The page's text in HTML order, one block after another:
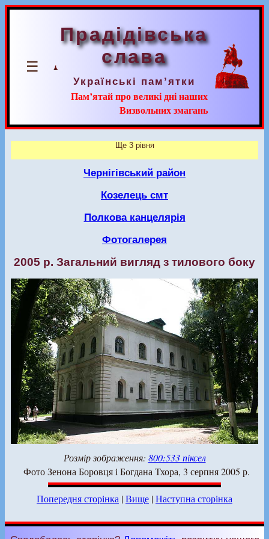
☰
Прадідівська
слава
Українські пам’ятки
Пам’ятай про великі дні наших
Визвольних змагань
Ще 3 рівня
Чернігівський район
Козелець смт
Полкова канцелярія
Фотогалерея
2005 р. Загальний вигляд з тилового боку
Розмір зображення: 800:533 піксел
Фото Зенона Боровця і Богдана Тхора, 3 серпня 2005 р.
Попередня сторінка |Вище |Наступна сторінка